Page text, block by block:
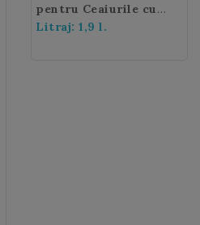
Bubble Tea savuros este
siropul, care diversifica
pentru profesionistii
HoReCa.
pentru Ceaiurile cu
bulenu contine lactoza
Litraj: 1,9 l.